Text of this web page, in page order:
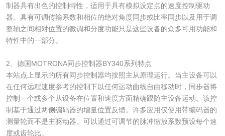
制器具有出色的控制特性，适用于具有模拟设定点的速度控制驱动
器。具有可调传输系数和相位的绝对角度同步或比率同步以及用于调
整轴之间相对位置的微调和分度功能只是这些设备的众多可用功能和
特性中的一部分。
2、德国MOTRONA同步控制器BY340系列特点
本站点上显示的所有同步控制器均按照主从原理运行。当主设备可以
在任何远程速度参考的控制下以任何运动曲线自由移动时，同步器将
控制一个或多个从设备在位置和速度方面精确跟随主设备运动。该控
制基于通过两侧编码器的增量位置反馈。许多应用仅使用带编码器的
测量轮而不是主驱动器。可以通过可调节的脉冲缩放系数预设每个速
度或齿轮比。